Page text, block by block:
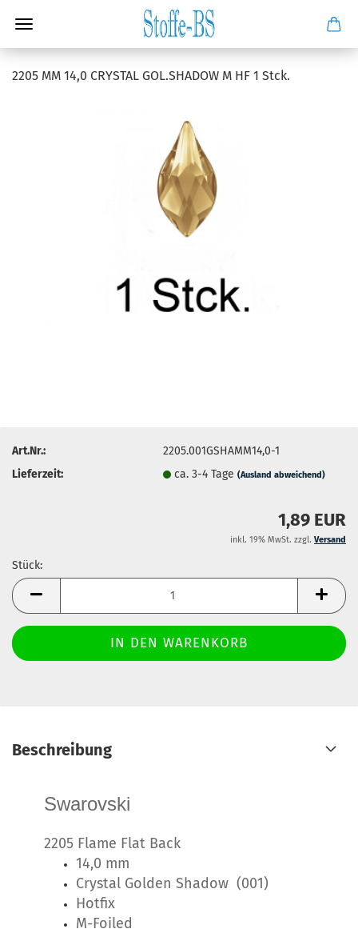
2205 MM 14,0 CRYSTAL GOL.SHADOW M HF 1 Stck.
Art.Nr.:
2205.001GSHAMM14,0-1
Lieferzeit:
ca. 3-4 Tage(Ausland abweichend)
1,89 EUR
inkl. 19% MwSt. zzgl. Versand
Stück:
Stück
Beschreibung
Swarovski
2205 Flame Flat Back
14,0 mm
Crystal Golden Shadow (001)
Hotfix
M-Foiled